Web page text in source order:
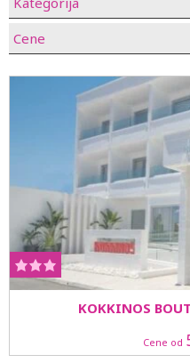
Cene
KOKKINOS
Cene od